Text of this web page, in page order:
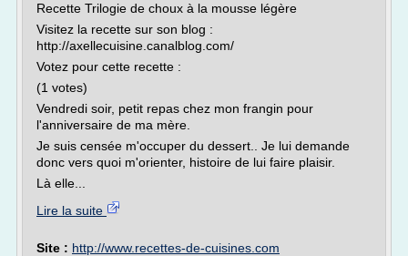
Recette Trilogie de choux à la mousse légère
Visitez la recette sur son blog :
http://axellecuisine.canalblog.com/
Votez pour cette recette :
(1 votes)
Vendredi soir, petit repas chez mon frangin pour
l'anniversaire de ma mère.
Je suis censée m'occuper du dessert.. Je lui demande
donc vers quoi m'orienter, histoire de lui faire plaisir.
Là elle...
Lire la suite
Site : http://www.recettes-de-cuisines.com